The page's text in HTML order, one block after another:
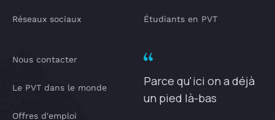
Réseaux sociaux Étudiants en PVT
Nous contacter
Le PVT dans le monde
Offres d'emploi
Parce qu'ici on a déjà
un pied là-bas